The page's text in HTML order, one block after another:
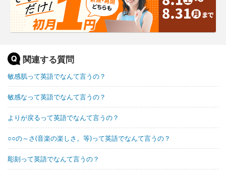
関連する質問
敏感肌って英語でなんて言うの？
敏感なって英語でなんて言うの？
よりが戻るって英語でなんて言うの？
○○の～さ(音楽の楽しさ。等)って英語でなんて言うの？
彫刻って英語でなんて言うの？